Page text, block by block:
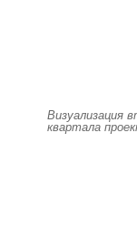
Визуализация
квартала